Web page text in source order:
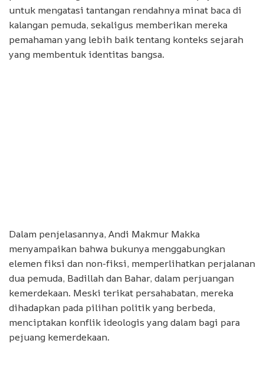
untuk mengatasi tantangan rendahnya minat baca di
kalangan pemuda, sekaligus memberikan mereka
pemahaman yang lebih baik tentang konteks sejarah
yang membentuk identitas bangsa.
Dalam penjelasannya, Andi Makmur Makka
menyampaikan bahwa bukunya menggabungkan
elemen fiksi dan non-fiksi, memperlihatkan perjalanan
dua pemuda, Badillah dan Bahar, dalam perjuangan
kemerdekaan. Meski terikat persahabatan, mereka
dihadapkan pada pilihan politik yang berbeda,
menciptakan konflik ideologis yang dalam bagi para
pejuang kemerdekaan.